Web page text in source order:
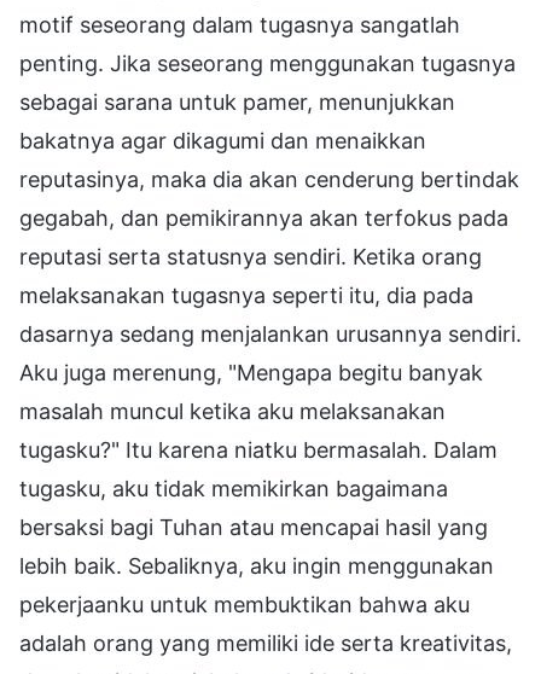
motif seseorang dalam tugasnya sangatlah
penting. Jika seseorang menggunakan tugasnya
sebagai sarana untuk pamer, menunjukkan
bakatnya agar dikagumi dan menaikkan
reputasinya, maka dia akan cenderung bertindak
gegabah, dan pemikirannya akan terfokus pada
reputasi serta statusnya sendiri. Ketika orang
melaksanakan tugasnya seperti itu, dia pada
dasarnya sedang menjalankan urusannya sendiri.
Aku juga merenung, "Mengapa begitu banyak
masalah muncul ketika aku melaksanakan
tugasku?" Itu karena niatku bermasalah. Dalam
tugasku, aku tidak memikirkan bagaimana
bersaksi bagi Tuhan atau mencapai hasil yang
lebih baik. Sebaliknya, aku ingin menggunakan
pekerjaanku untuk membuktikan bahwa aku
adalah orang yang memiliki ide serta kreativitas,